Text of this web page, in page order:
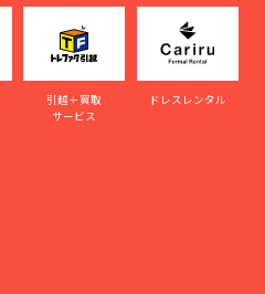
引越＋買取
サービス
ドレスレンタル